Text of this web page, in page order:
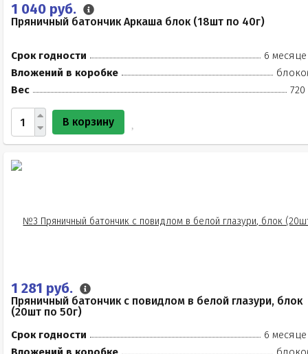
1 040 руб.
Пряничный батончик Аркаша блок (18шт по 40г)
Срок годности
6
Вложений в коробке
Вес
720
В корзину
1 281 руб.
Пряничный батончик с повидлом в белой глазури, блок
(20шт по 50г)
Срок годности
6